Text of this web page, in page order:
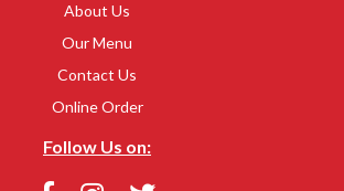
About Us
Our Menu
Contact Us
Online Order
Follow Us on: